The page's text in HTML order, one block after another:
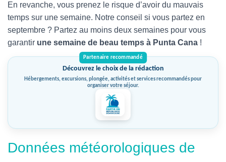
En revanche, vous prenez le risque d’avoir du mauvais
temps sur une semaine. Notre conseil si vous partez en
septembre ? Partez au moins deux semaines pour vous
garantir une semaine de beau temps à Punta Cana !
Découvrez le choix de la rédaction
Hébergements, excursions, plongée, activités et services recommandés pour
organiser votre séjour.
Données météorologiques de